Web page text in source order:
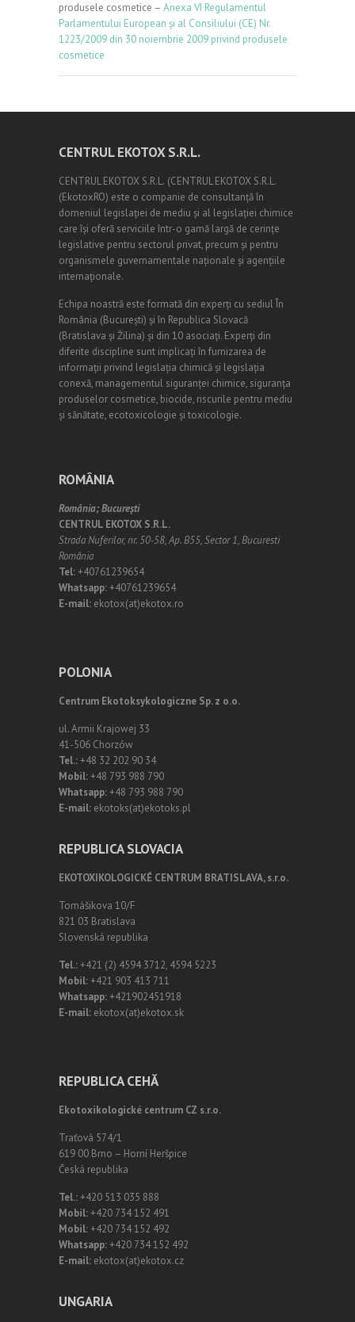
produsele cosmetice – Anexa VI Regulamentul
Parlamentului European și al Consiliului (CE) Nr.
1223/2009 din 30 noiembrie 2009 privind produsele
cosmetice
CENTRUL EKOTOX S.R.L.
CENTRUL EKOTOX S.R.L. (CENTRUL EKOTOX S.R.L.
(EkotoxRO) este o companie de consultanță în
domeniul legislației de mediu și al legislației chimice
care își oferă serviciile într-o gamă largă de cerințe
legislative pentru sectorul privat, precum și pentru
organismele guvernamentale naționale și agențiile
internaționale.
Echipa noastră este formată din experți cu sediul În
România (Bucureşti) și în Republica Slovacă
(Bratislava și Žilina) și din 10 asociați. Experți din
diferite discipline sunt implicați în furnizarea de
informații privind legislația chimică și legislația
conexă, managementul siguranței chimice, siguranța
produselor cosmetice, biocide, riscurile pentru mediu
și sănătate, ecotoxicologie și toxicologie.
ROMÂNIA
România;Bucureşti
CENTRUL EKOTOX S.R.L.
Strada Nuferilor, nr. 50-58, Ap. B55, Sector 1, Bucuresti
România
Tel:+40761239654
Whatsapp:+40761239654
E-mail: ekotox(at)ekotox.ro
POLONIA
Centrum Ekotoksykologiczne Sp. z o.o.
ul. Armii Krajowej 33
41-506 Chorzów
Tel.:+48 32 202 90 34
Mobil:+48 793 988 790
Whatsapp:+48 793 988 790
E-mail: ekotoks(at)ekotoks.pl
REPUBLICA SLOVACIA
EKOTOXIKOLOGICKÉ CENTRUM BRATISLAVA, s.r.o.
Tomášikova 10/F
821 03 Bratislava
Slovenská republika
Tel.:+421 (2) 4594 3712, 4594 5223
Mobil:+421 903 413 711
Whatsapp:+421902451918
E-mail: ekotox(at)ekotox.sk
REPUBLICA CEHĂ
Ekotoxikologické centrum CZ s.r.o.
Traťová 574/1
619 00 Brno – Horní Heršpice
Česká republika
Tel.:+420 513 035 888
Mobil:+420 734 152 491
Mobil:+420 734 152 492
Whatsapp:+420 734 152 492
E-mail: ekotox(at)ekotox.cz
UNGARIA